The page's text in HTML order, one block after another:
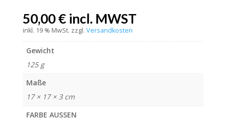
50,00€ incl. MWST
inkl. 19 % MwSt. zzgl. Versandkosten
Gewicht
125 g
Maße
17 × 17 × 3 cm
FARBE AUSSEN